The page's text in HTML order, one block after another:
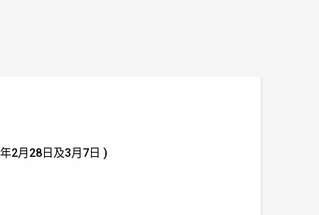
2月28日及3月7日 )